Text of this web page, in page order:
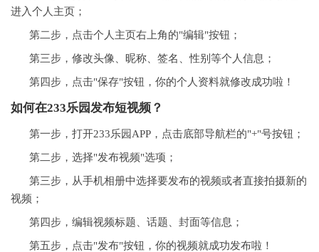
进入个人主页；
第二步，点击个人主页右上角的"编辑"按钮；
第三步，修改头像、昵称、签名、性别等个人信息；
第四步，点击"保存"按钮，你的个人资料就修改成功啦！
如何在233乐园发布短视频？
第一步，打开233乐园APP，点击底部导航栏的"+"号按钮；
第二步，选择"发布视频"选项；
第三步，从手机相册中选择要发布的视频或者直接拍摄新的
视频；
第四步，编辑视频标题、话题、封面等信息；
第五步，点击"发布"按钮，你的视频就成功发布啦！